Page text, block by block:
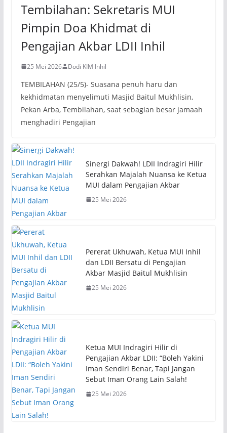
Tembilahan: Sekretaris MUI
Pimpin Doa Khidmat di
Pengajian Akbar LDII Inhil
25 Mei 2026 Dodi KIM Inhil
TEMBILAHAN (25/5)- Suasana penuh haru dan
kekhidmatan menyelimuti Masjid Baitul Mukhlisin,
Pekan Arba, Tembilahan, saat sebagian besar jamaah
menghadiri Pengajian
Sinergi Dakwah! LDII Indragiri Hilir
Serahkan Majalah Nuansa ke Ketua
MUI dalam Pengajian Akbar
25 Mei 2026
Pererat Ukhuwah, Ketua MUI Inhil
dan LDII Bersatu di Pengajian
Akbar Masjid Baitul Mukhlisin
25 Mei 2026
Ketua MUI Indragiri Hilir di
Pengajian Akbar LDII: “Boleh Yakini
Iman Sendiri Benar, Tapi Jangan
Sebut Iman Orang Lain Salah!
25 Mei 2026